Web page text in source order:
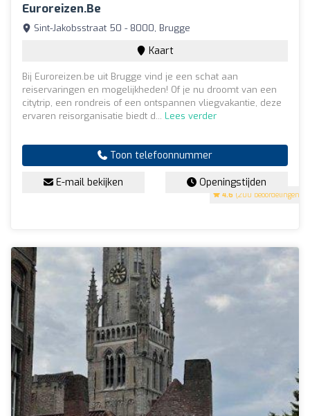
Euroreizen.be
4.6 (200 beoordelingen)
Sint-Jakobsstraat 50 - 8000, Brugge
Kaart
Bij Euroreizen.be uit Brugge vind je een schat aan
reiservaringen en mogelijkheden! Of je nu droomt van een
citytrip, een rondreis of een ontspannen vliegvakantie, deze
ervaren reisorganisatie biedt d... Lees verder
Toon telefoonnummer
E-mail bekijken Openingstijden